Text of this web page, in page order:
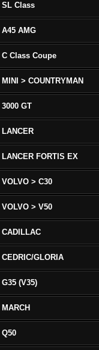
SL Class
A45 AMG
C Class Coupe
MINI > COUNTRYMAN
3000 GT
LANCER
LANCER FORTIS EX
VOLVO > C30
VOLVO > V50
CADILLAC
CEDRIC/GLORIA
G35 (V35)
MARCH
Q50